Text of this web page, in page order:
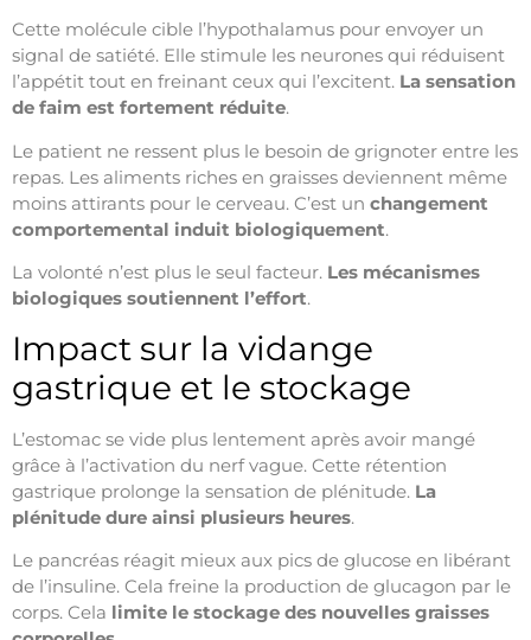
Cette molécule cible l’hypothalamus pour envoyer un
signal de satiété. Elle stimule les neurones qui réduisent
l’appétit tout en freinant ceux qui l’excitent. La sensation
de faim est fortement réduite.
Le patient ne ressent plus le besoin de grignoter entre les
repas. Les aliments riches en graisses deviennent même
moins attirants pour le cerveau. C’est un changement
comportemental induit biologiquement.
La volonté n’est plus le seul facteur. Les mécanismes
biologiques soutiennent l’effort.
Impact sur la vidange
gastrique et le stockage
L’estomac se vide plus lentement après avoir mangé
grâce à l’activation du nerf vague. Cette rétention
gastrique prolonge la sensation de plénitude. La
plénitude dure ainsi plusieurs heures.
Le pancréas réagit mieux aux pics de glucose en libérant
de l’insuline. Cela freine la production de glucagon par le
corps. Cela limite le stockage des nouvelles graisses